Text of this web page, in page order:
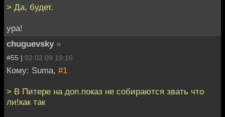
> Да, будет.
ура!
chuguevsky »
#55 | 02.02.09 19:16
Кому: Suma, #1
> В Питере на доп.показ не собираются звать что
ли!как так